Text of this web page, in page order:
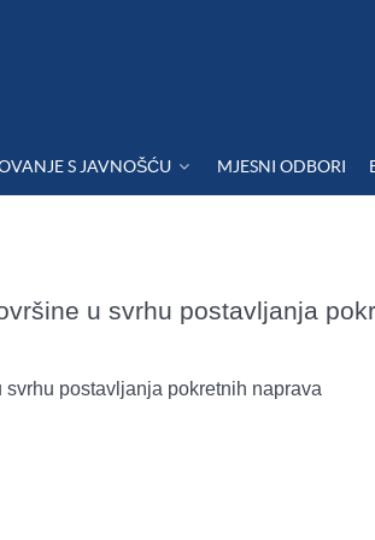
S JAVNOŠĆU MJESNI ODBORI
u svrhu postavljanja
postavljanja pokretnih naprava